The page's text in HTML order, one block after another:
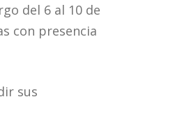
del 6 al 10 de
con presencia
sus